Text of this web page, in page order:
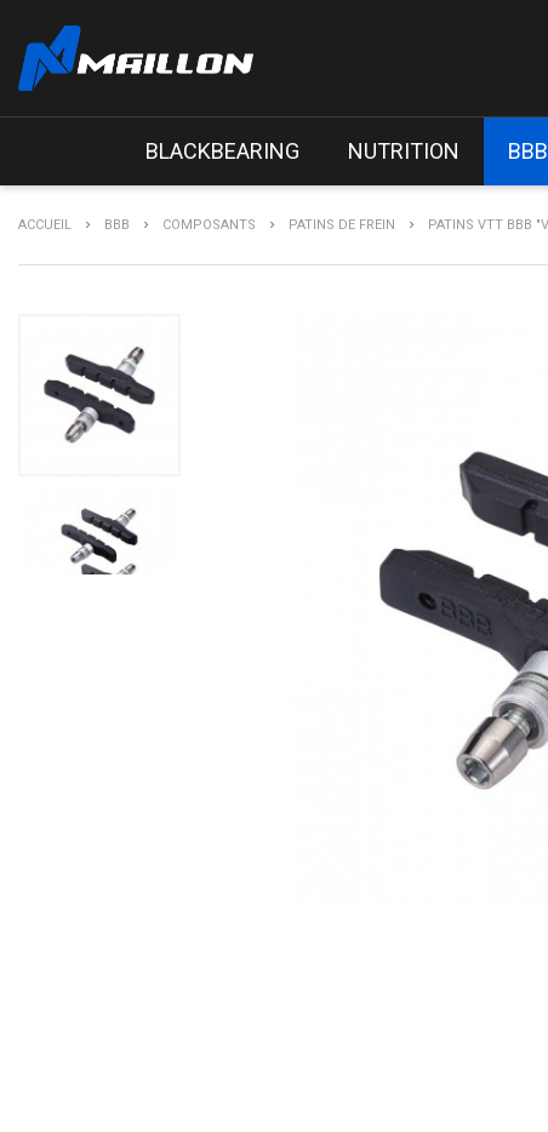
BLACKBEARING NUTRITION BBB
ACCUEIL BBB COMPOSANTS PATINS DE FREIN PATINS VTT BBB